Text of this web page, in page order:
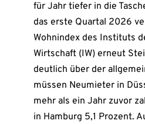
für Jahr tiefer in die
das erste Quartal 2026
Wohnindex des Instituts
Wirtschaft (IW) erneut
deutlich über der
müssen Neumieter in
mehr als ein Jahr zuvor
in Hamburg 5,1 Prozent.